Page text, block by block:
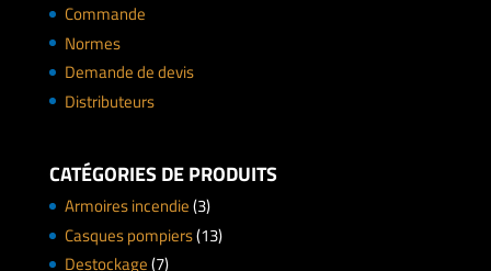
Commande
Normes
Demande de devis
Distributeurs
CATÉGORIES DE PRODUITS
Armoires incendie(3)
Casques pompiers(13)
Destockage(7)